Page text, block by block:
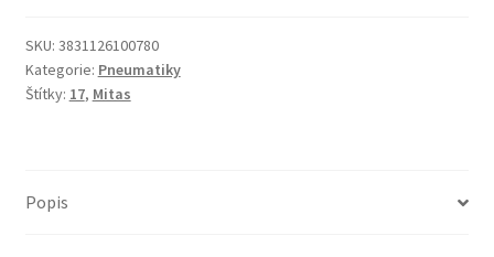
120/70
ZR
17
množství
SKU: 3831126100780
Kategorie: Pneumatiky
Štítky: 17, Mitas
Popis